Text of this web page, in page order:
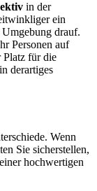
in der
ein
drauf.
Personen auf
Platz für die
derartiges
Wenn
Sie sicherstellen,
hochwertigen